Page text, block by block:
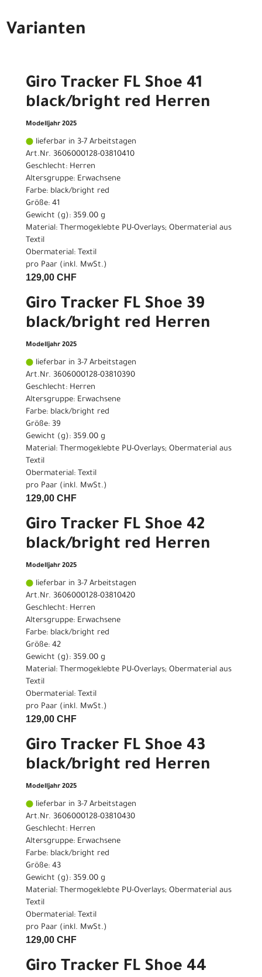
Varianten
Giro Tracker FL Shoe 41
black/bright red Herren
Modelljahr 2025
lieferbar in 3-7 Arbeitstagen
Art.Nr. 3606000128-03810410
Geschlecht: Herren
Altersgruppe: Erwachsene
Farbe: black/bright red
Größe: 41
Gewicht (g): 359.00 g
Material: Thermogeklebte PU-Overlays; Obermaterial aus
Textil
Obermaterial: Textil
pro Paar (inkl. MwSt.)
129,00 CHF
Giro Tracker FL Shoe 39
black/bright red Herren
Modelljahr 2025
lieferbar in 3-7 Arbeitstagen
Art.Nr. 3606000128-03810390
Geschlecht: Herren
Altersgruppe: Erwachsene
Farbe: black/bright red
Größe: 39
Gewicht (g): 359.00 g
Material: Thermogeklebte PU-Overlays; Obermaterial aus
Textil
Obermaterial: Textil
pro Paar (inkl. MwSt.)
129,00 CHF
Giro Tracker FL Shoe 42
black/bright red Herren
Modelljahr 2025
lieferbar in 3-7 Arbeitstagen
Art.Nr. 3606000128-03810420
Geschlecht: Herren
Altersgruppe: Erwachsene
Farbe: black/bright red
Größe: 42
Gewicht (g): 359.00 g
Material: Thermogeklebte PU-Overlays; Obermaterial aus
Textil
Obermaterial: Textil
pro Paar (inkl. MwSt.)
129,00 CHF
Giro Tracker FL Shoe 43
black/bright red Herren
Modelljahr 2025
lieferbar in 3-7 Arbeitstagen
Art.Nr. 3606000128-03810430
Geschlecht: Herren
Altersgruppe: Erwachsene
Farbe: black/bright red
Größe: 43
Gewicht (g): 359.00 g
Material: Thermogeklebte PU-Overlays; Obermaterial aus
Textil
Obermaterial: Textil
pro Paar (inkl. MwSt.)
129,00 CHF
Giro Tracker FL Shoe 44